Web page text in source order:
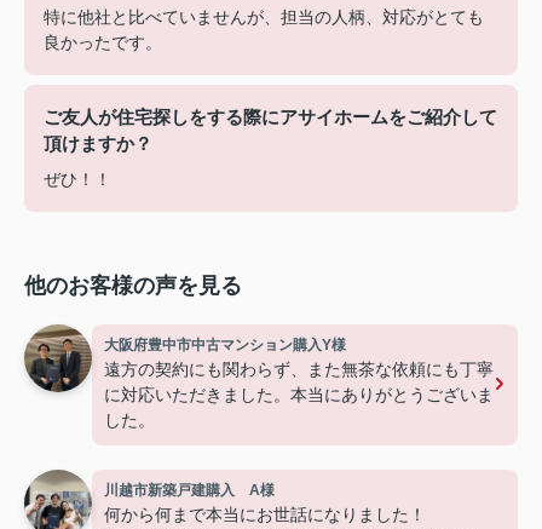
特に他社と比べていませんが、担当の人柄、対応がとても
良かったです。
ご友人が住宅探しをする際にアサイホームをご紹介して
頂けますか？
ぜひ！！
他のお客様の声を見る
大阪府豊中市中古マンション購入Y様
遠方の契約にも関わらず、また無茶な依頼にも丁寧
に対応いただきました。本当にありがとうございま
した。
川越市新築戸建購入 A様
何から何まで本当にお世話になりました！